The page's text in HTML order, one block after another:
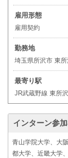
雇用形態
雇用契約
勤務地
埼玉県所沢市 東
最寄り駅
JR武蔵野線 東所
インターン参
青山学院大学、大
都大学、近畿大学